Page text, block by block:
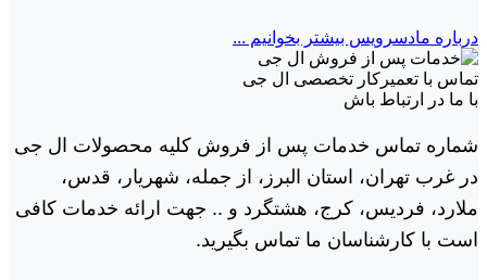
درباره مادسرویس بیشتر بخوانیم ...
تماس با تعمیرکار تخصصی ال جی
با ما در ارتباط باش
شماره تماس خدمات پس از فروش کلیه محصولات ال جی
در غرب تهران، استان البرز، از جمله، شهریار، قدس،
ملارد، فردیس، کرج، هشتگرد و .. جهت ارائه خدمات کافی
است با کارشناسان ما تماس بگیرید.